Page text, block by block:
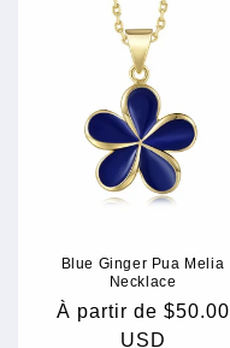
Blue Ginger Pua Melia
Necklace
Prix
À partir de $50.00
USD